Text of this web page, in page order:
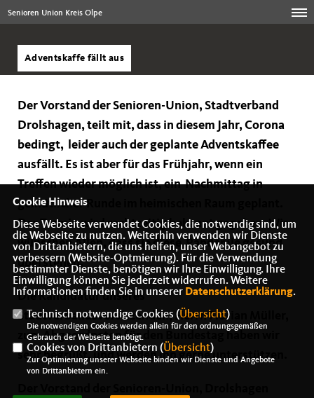
Senioren Union Kreis Olpe
Adventskaffe fällt aus
Der Vorstand der Senioren-Union, Stadtverband
Drolshagen, teilt mit, dass in diesem Jahr, Corona
bedingt, leider auch der geplante Adventskaffee
ausfällt. Es ist aber für das Frühjahr, wenn ein
Treffen wieder möglich ist, ein Nachmittag in
gemütlicher Runde im heimischen Raum geplant.
Der Termin wird rechtzeitig bekannt gegeben. Wir
wünschen Allen, dass sie diese Pandemie gesund
überstehen.
Die Kandidatur unseres
Stadtverbandsvorsitzenden, Herrn Florian Müller,
zum Abgeordneten für den Bundestag haben wir
sehr begrüßt, und werden ihn gerne unterstützen.
Cookie Hinweis
Diese Webseite verwendet Cookies, die notwendig sind, um
die Webseite zu nutzen. Weiterhin verwenden wir Dienste
von Drittanbietern, die uns helfen, unser Webangebot zu
verbessern (Website-Optmierung). Für die Verwendung
bestimmter Dienste, benötigen wir Ihre Einwilligung. Ihre
Einwilligung können Sie jederzeit widerrufen. Weitere
Informationen finden Sie in unserer Datenschutzerklärung.
Technisch notwendige Cookies (Übersicht)
Die notwendigen Cookies werden allein für den ordnungsgemäßen
Gebrauch der Webseite benötigt.
Cookies von Drittanbietern (Übersicht)
Zur Optimierung unserer Webseite binden wir Dienste und Angebote
von Drittanbietern ein.